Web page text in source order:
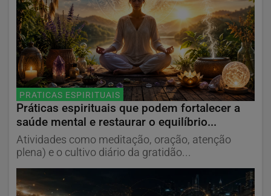
PRATICAS ESPIRITUAIS
Práticas espirituais que podem fortalecer a
saúde mental e restaurar o equilíbrio...
Atividades como meditação, oração, atenção
plena) e o cultivo diário da gratidão...